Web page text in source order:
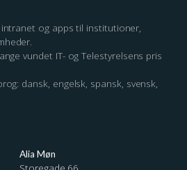
og apps til institutioner,
vundet IT- og Telestyrelsens pris
dansk, engelsk, spansk, svensk,
Alia Møn
Storegade 66